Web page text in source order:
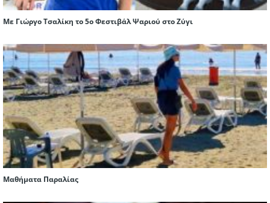
Με Γιώργο Τσαλίκη το 5ο Φεστιβάλ Ψαριού στο Ζύγι
Μαθήματα Παραλίας